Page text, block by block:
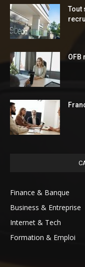
Tout
OFB
Finance & Banque
Business & Entreprise
Internet & Tech
Formation & Emploi